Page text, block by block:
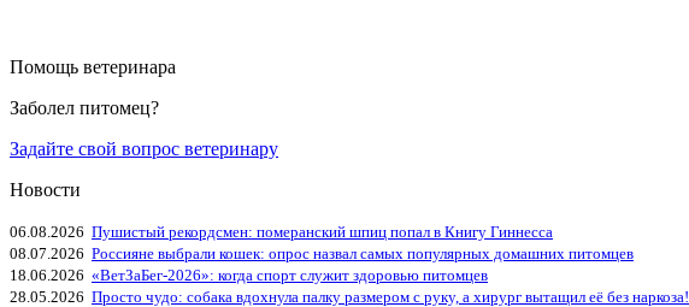
Помощь ветеринара
Заболел питомец?
Задайте свой вопрос ветеринару
Новости
06.08.2026 Пушистый рекордсмен: померанский шпиц попал в Книгу Гиннесса
08.07.2026 Россияне выбрали кошек: опрос назвал самых популярных домашних питомцев
18.06.2026 «ВетЗаБег‑2026»: когда спорт служит здоровью питомцев
28.05.2026 Просто чудо: собака вдохнула палку размером с руку, а хирург вытащил её без наркоза!